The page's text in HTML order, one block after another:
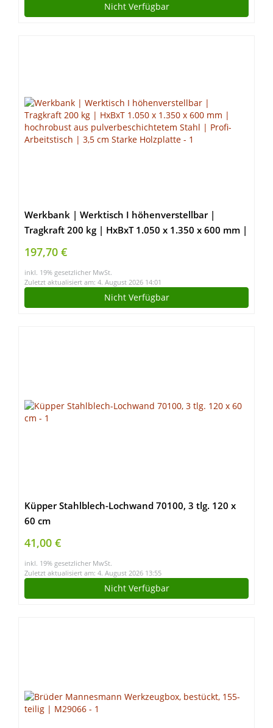
Nicht Verfügbar
Werkbank | Werktisch I höhenverstellbar |
Tragkraft 200 kg | HxBxT 1.050 x 1.350 x 600 mm |
hochrobust aus pulverbeschichtetem Stahl | Profi-
Arbeitstisch | 3,5 cm Starke Holzplatte
197,70 €
inkl. 19% gesetzlicher MwSt.
Zuletzt aktualisiert am: 4. August 2026 14:01
Nicht Verfügbar
Küpper Stahlblech-Lochwand 70100, 3 tlg. 120 x
60 cm
41,00 €
inkl. 19% gesetzlicher MwSt.
Zuletzt aktualisiert am: 4. August 2026 13:55
Nicht Verfügbar